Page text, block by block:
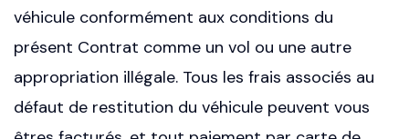
véhicule conformément aux conditions du
présent Contrat comme un vol ou une autre
appropriation illégale. Tous les frais associés au
défaut de restitution du véhicule peuvent vous